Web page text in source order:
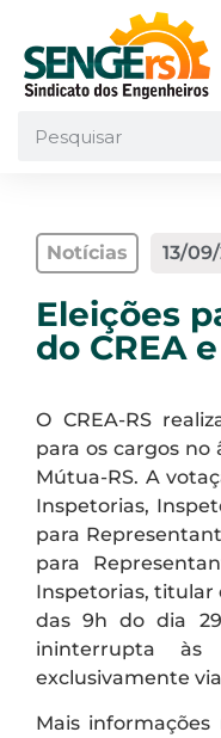
Notícias 13/
Eleições
do CREA
O CREA-RS
para os cargos no
Mútua-RS. A
Inspetorias,
para
para
Inspetorias, titular
das 9h do dia
ininterrupta às
exclusivamente
Mais